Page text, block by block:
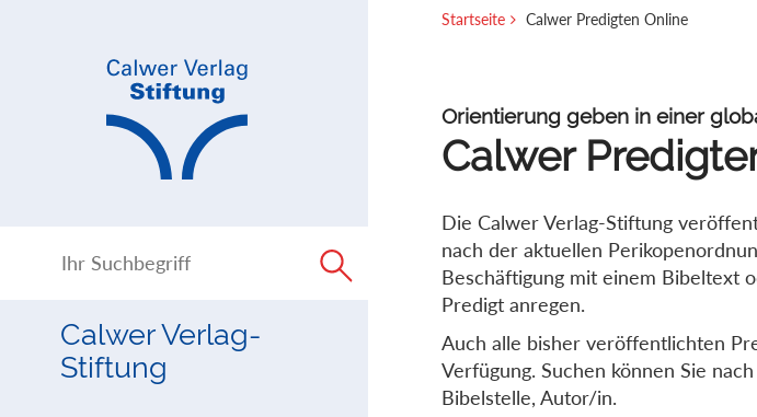
Calwer Verlag-
Stiftung
Startseite Calwer Predigten Online
Orientierung geben in einer
Calwer
Die Calwer Verlag-Stiftung
nach der aktuellen
Beschäftigung mit einem Bibeltext
Predigt anregen.
Auch alle bisher veröffentlichten
Verfügung. Suchen können Sie
Bibelstelle, Autor/in.